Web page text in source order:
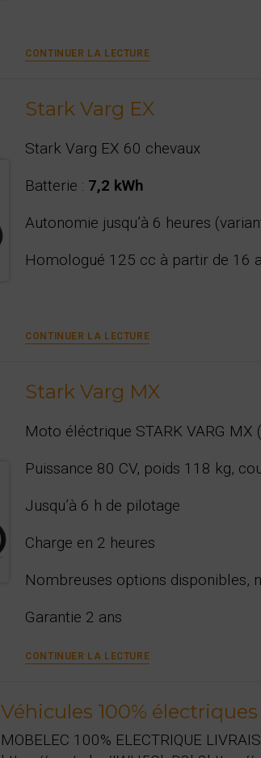
CONTINUER LA LECTUREStark
Varg
Stark Varg EX
Stark Varg EX 60 chevaux
Batterie : 7,2 kWh
Autonomie jusqu’à 6 heures
Homologué 125 cc à partir de 16
CONTINUER LA LECTUREStark
Varg
Stark Varg MX
Moto éléctrique STARK VARG MX
Puissance 80 CV, poids 118 kg,
Jusqu’à 6 h de pilotage
Charge en 2 heures
Nombreuses options disponibles,
Garantie 2 ans
CONTINUER LA LECTUREStark
Varg
Véhicules 100%
MOBELEC 100% ELECTRIQUE